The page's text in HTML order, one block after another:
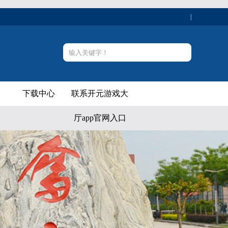
下载中心 联系开元游戏大
厅app官网入口